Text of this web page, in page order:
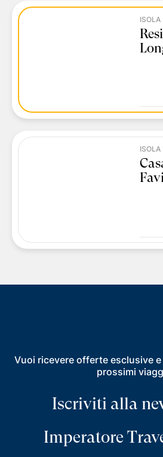
ISOLA
ISOLA
Vuoi ricevere offerte esclusive
prossimi
Iscriviti alla
Imperatore